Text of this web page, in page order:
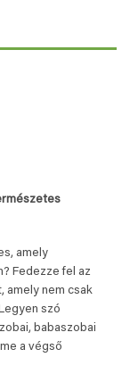
amely
Fedezze fel az
amely nem csak
szó
babaszobai
a végső